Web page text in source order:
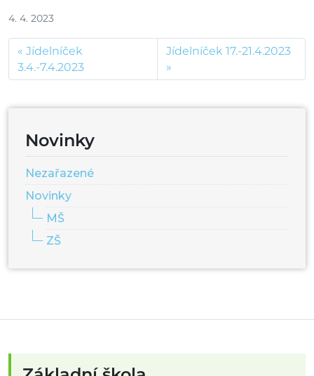
4. 4. 2023
Jídelníček
3.4.-7.4.2023
Jídelníček 17.-21.4.2023
Novinky
Nezařazené
Novinky
MŠ
ZŠ